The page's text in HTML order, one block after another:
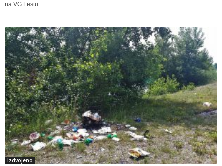
na VG Festu
Izdvojeno